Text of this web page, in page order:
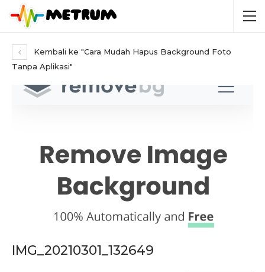
Kembali ke "Cara Mudah Hapus Background Foto
Tanpa Aplikasi"
IMG_20210301_132649